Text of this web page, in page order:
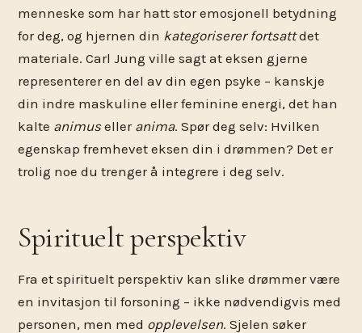
menneske som har hatt stor emosjonell betydning
for deg, og hjernen din kategoriserer fortsattdet
materiale. Carl Jung ville sagt at eksen gjerne
representerer en del av din egen psyke – kanskje
din indre maskuline eller feminine energi, det han
kalte animuseller anima. Spør deg selv: Hvilken
egenskap fremhevet eksen din i drømmen? Det er
trolig noe du trenger å integrere i deg selv.
Spirituelt perspektiv
Fra et spirituelt perspektiv kan slike drømmer være
en invitasjon til forsoning – ikke nødvendigvis med
personen, men med opplevelsen. Sjelen søker